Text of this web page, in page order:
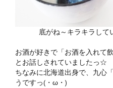
底がね～キラキラし
お酒が好きで「お酒を入れて
とお話しされていましたっ☆
ちなみに北海道出身で、九心
うですっ(・ω・)ゞ